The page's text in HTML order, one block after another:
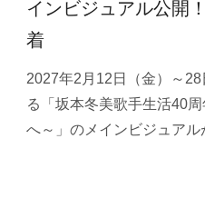
インビジュアル公開
着
2027年2月12日（金）～
る「坂本冬美歌手生活40
へ～」のメインビジュア